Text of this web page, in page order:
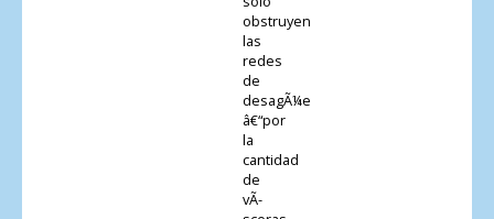
obstruyen
las
redes
de
desagÃ¼e
â€“por
la
cantidad
de
vÃ­